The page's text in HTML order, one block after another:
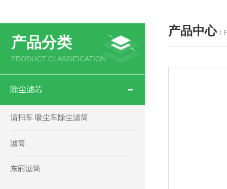
产品分类
PRODUCT CLASSIFICATION
除尘滤芯
清扫车 吸尘车除尘滤筒
滤筒
东丽滤筒
产品中心 /